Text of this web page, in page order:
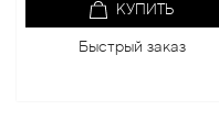
КУПИТЬ
Быстрый заказ